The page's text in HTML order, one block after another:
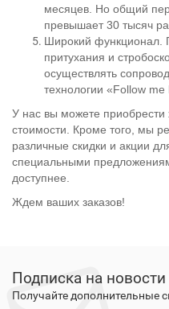
месяцев. Но общий
превышает 30 тысяч
Широкий функционал.
притухания и
осуществлять
технологии «Follow me
У нас вы можете
стоимости. Кроме того, мы
различные скидки и акции
специальными
доступнее.
Ждем ваших заказов!
Подписка на новости
Получайте дополнительные